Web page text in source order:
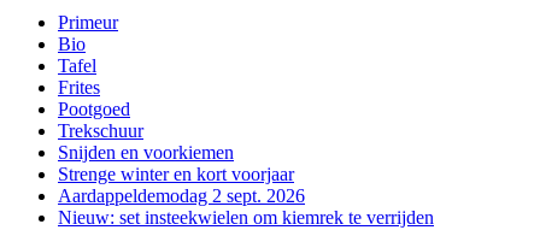
Primeur
Bio
Tafel
Frites
Pootgoed
Trekschuur
Snijden en voorkiemen
Strenge winter en kort voorjaar
Aardappeldemodag 2 sept. 2026
Nieuw: set insteekwielen om kiemrek te verrijden